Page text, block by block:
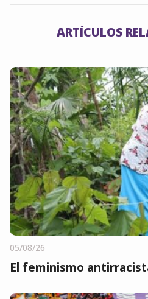
ARTÍCULOS
05/08/26
El feminismo